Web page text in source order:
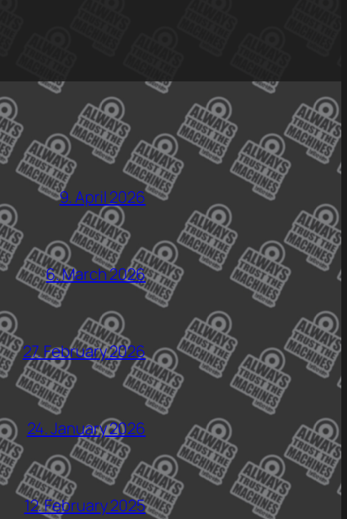
9. April 2026
6. March 2026
27. February 2026
24. January 2026
12. February 2025